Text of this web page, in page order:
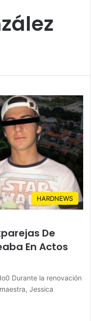
HARDNEWS
De
En Actos
Durante la renovación
Jessica